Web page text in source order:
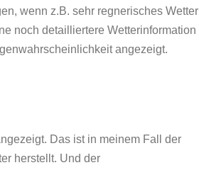
wenn z.B. sehr regnerisches Wetter
noch detailliertere Wetterinformation
angezeigt.
Das ist in meinem Fall der
herstellt. Und der